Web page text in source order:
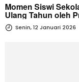
Momen Siswi
Ulang Tahun oleh
Sekolahnya
Senin, 12 Januari 2026